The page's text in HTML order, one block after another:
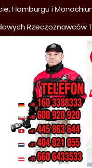
i Monachium -
Rzeczoznawców